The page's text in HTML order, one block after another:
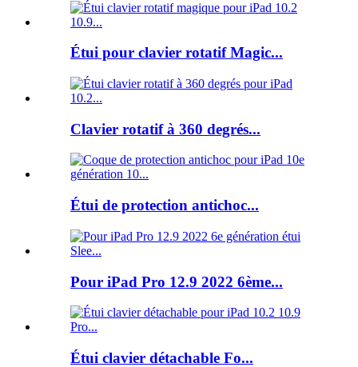
Étui pour clavier rotatif Magic...
Clavier rotatif à 360 degrés...
Étui de protection antichoc...
Pour iPad Pro 12.9 2022 6ème...
Étui clavier détachable Fo...